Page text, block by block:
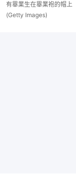
有畢業生在畢業袍的帽上
(Getty Images)